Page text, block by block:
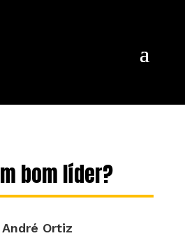
bom líder?
André Ortiz